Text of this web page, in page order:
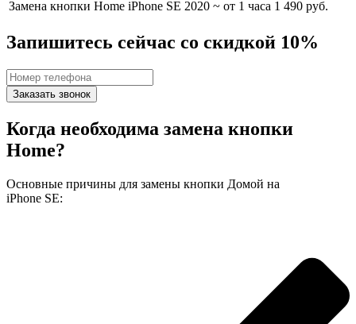
Замена кнопки Home iPhone SE 2020 ~ от 1 часа 1 490 руб.
Запишитесь сейчас со скидкой 10%
Заказать звонок
Когда необходима замена кнопки
Home?
Основные причины для замены кнопки Домой на
iPhone SE: